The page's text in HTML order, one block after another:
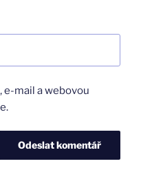
e-mail a webovou